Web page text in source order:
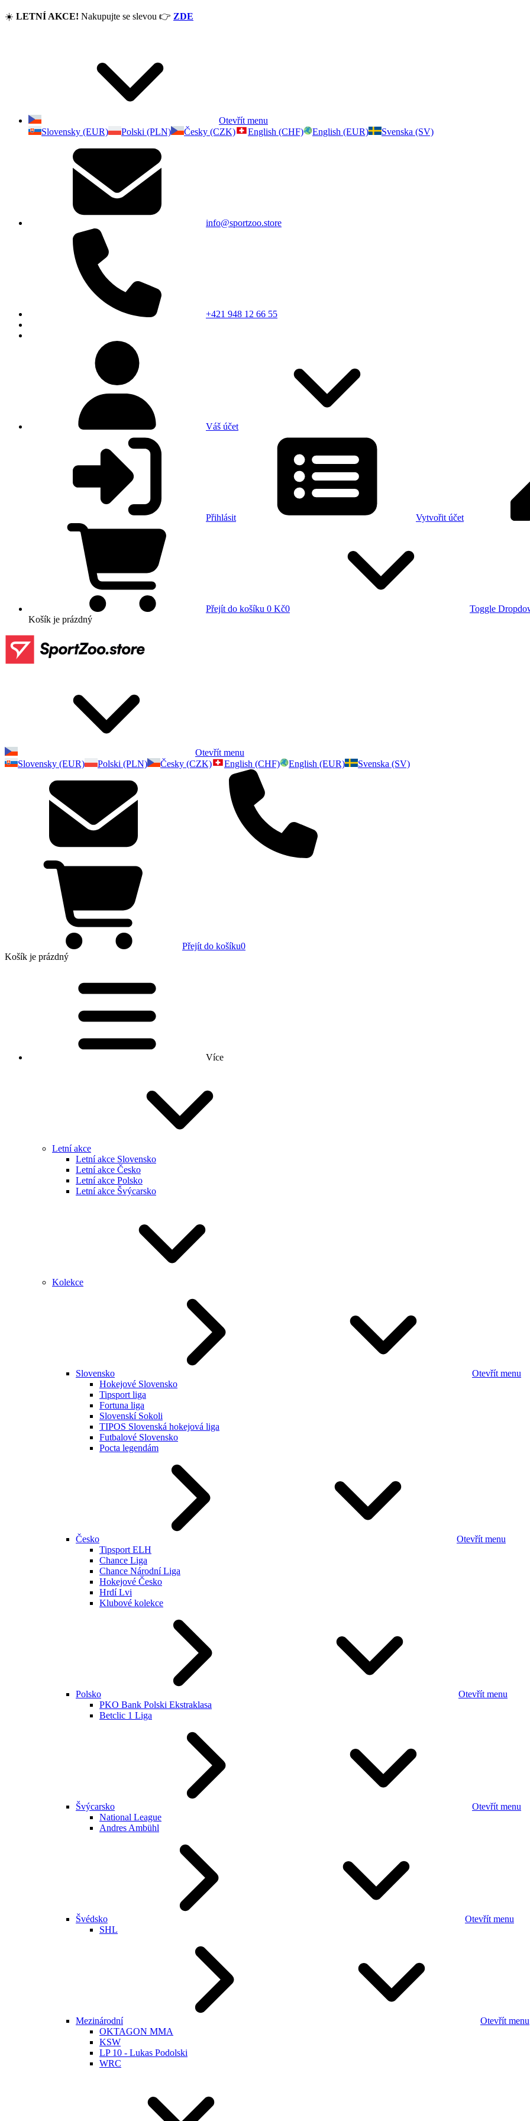
☀️ LETNÍ AKCE! Nakupujte se slevou 👉 ZDE
Otevřít menu
Slovensky (EUR)
Polski (PLN) Česky (CZK) English (CHF) English (EUR) Svenska (SV)
info@sportzoo.store
+421 948 12 66 55
Váš účet
Přihlásit Vytvořit účet
Přejít do košíku 0 Kč0
Toggle
Košík je prázdný
Otevřít menu
Slovensky (EUR)
Polski (PLN) Česky (CZK) English (CHF) English (EUR) Svenska (SV)
Přejít do košíku0
Košík je prázdný
Více
Letní akce
Letní akce Slovensko
Letní akce Česko
Letní akce Polsko
Letní akce Švýcarsko
Kolekce
Slovensko
Otevřít menu
Hokejové Slovensko
Tipsport liga
Fortuna liga
Slovenskí Sokoli
TIPOS Slovenská hokejová liga
Futbalové Slovensko
Pocta legendám
Česko
Otevřít menu
Tipsport ELH
Chance Liga
Chance Národní Liga
Hokejové Česko
Hrdí Lvi
Klubové kolekce
Polsko
Otevřít menu
PKO Bank Polski Ekstraklasa
Betclic 1 Liga
Švýcarsko
Otevřít menu
National League
Andres Ambühl
Švédsko
Otevřít menu
SHL
Mezinárodní
Otevřít menu
OKTAGON MMA
KSW
LP 10 - Lukas Podolski
WRC